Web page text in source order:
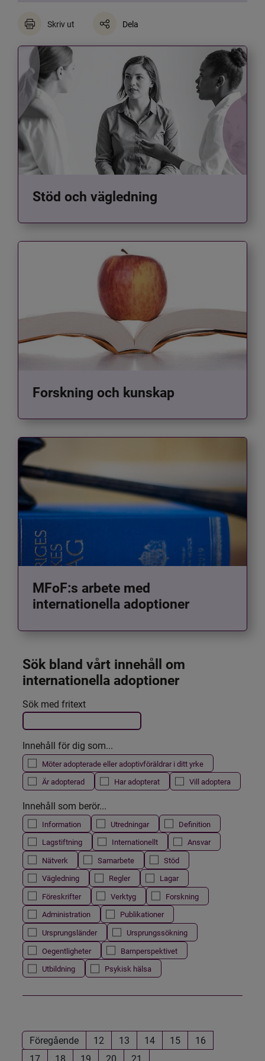
Skriv ut Dela
Stöd och vägledning
Forskning och kunskap
MFoF:s arbete med
internationella adoptioner
Sök bland vårt innehåll om
internationella adoptioner
Filtrera resultatet
Det här formuläret postas automatiskt
Sök med fritext
Innehåll för dig som...
Möter adopterade eller adoptivföräldrar i ditt yrke
Är adopterad
Har adopterat Vill adoptera
Innehåll som berör...
Information Utredningar
Definition
Lagstiftning
Internationellt
Ansvar
Nätverk
Samarbete
Stöd
Vägledning
Regler
Lagar
Föreskrifter
Verktyg
Forskning
Administration
Publikationer
Ursprungsländer
Ursprungssökning
Oegentligheter
Barnperspektivet
Utbildning
Psykisk hälsa
Föregående 12 13 14 15
16
17
18 19 20 21